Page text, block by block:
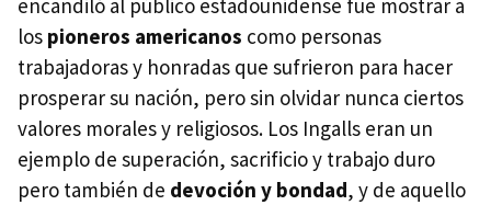
los pioneros americanos como personas
trabajadoras y honradas que sufrieron para hacer
prosperar su nación, pero sin olvidar nunca ciertos
valores morales y religiosos. Los Ingalls eran un
ejemplo de superación, sacrificio y trabajo duro
pero también de devoción y bondad, y de aquello